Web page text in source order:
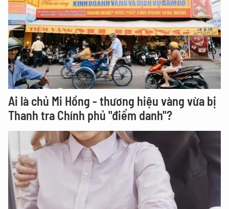
Ai là chủ Mi Hồng - thương hiệu vàng vừa bị
Thanh tra Chính phủ "điểm danh"?